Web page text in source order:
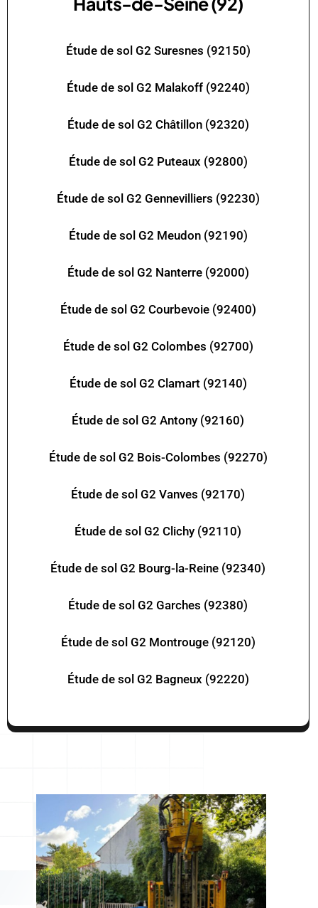
Étude de sol G2 Suresnes (92150)
Étude de sol G2 Malakoff (92240)
Étude de sol G2 Châtillon (92320)
Étude de sol G2 Puteaux (92800)
Étude de sol G2 Gennevilliers (92230)
Étude de sol G2 Meudon (92190)
Étude de sol G2 Nanterre (92000)
Étude de sol G2 Courbevoie (92400)
Étude de sol G2 Colombes (92700)
Étude de sol G2 Clamart (92140)
Étude de sol G2 Antony (92160)
Étude de sol G2 Bois-Colombes (92270)
Étude de sol G2 Vanves (92170)
Étude de sol G2 Clichy (92110)
Étude de sol G2 Bourg-la-Reine (92340)
Étude de sol G2 Garches (92380)
Étude de sol G2 Montrouge (92120)
Étude de sol G2 Bagneux (92220)